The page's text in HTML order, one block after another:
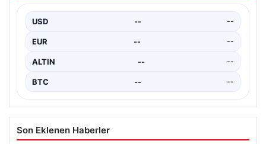
2026 Yükseköğretim Kurumları Sınavı (YKS) tercihleri
dönüştürmek için yeni imkanlar…
USD -- --
EUR -- --
ALTIN -- --
BTC -- --
Son Eklenen Haberler